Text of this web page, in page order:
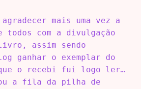
mais uma vez a
todos com a divulgação
assim sendo
ganhar o exemplar do
o recebi fui logo ler…
a fila da pilha de